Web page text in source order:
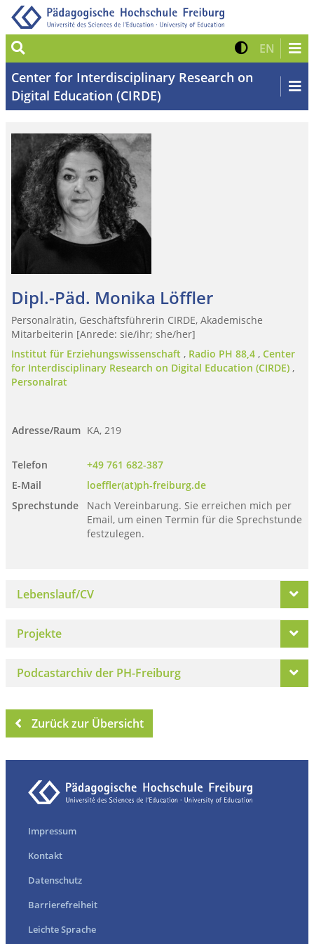
Suche Kontrast
EN Zur
Center for Interdisciplinary Research on
Digital Education (CIRDE)
Dipl.-Päd. Monika Löffler
Personalrätin, Geschäftsführerin CIRDE, Akademische
Mitarbeiterin [Anrede: sie/ihr; she/her]
Institut für Erziehungswissenschaft , Radio PH 88,4 , Center
for Interdisciplinary Research on Digital Education (CIRDE) ,
Personalrat
Adresse/Raum KA, 219
Telefon
+49 761 682-387
E-Mail
loeffler(at)ph-freiburg.de
Sprechstunde
Nach Vereinbarung. Sie erreichen mich per
Email, um einen Termin für die Sprechstunde
festzulegen.
Lebenslauf/CV
Projekte
Podcastarchiv der PH-Freiburg
Zurück zur Übersicht
Impressum
Kontakt
Datenschutz
Barrierefreiheit
Leichte Sprache